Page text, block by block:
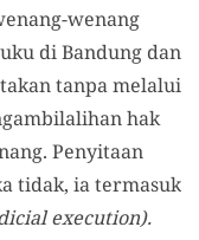
wenang
di Bandung dan
tanpa melalui
hak
Penyitaan
tidak, ia termasuk
execution).